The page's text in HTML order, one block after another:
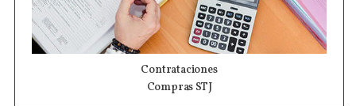
Contrataciones
Compras STJ